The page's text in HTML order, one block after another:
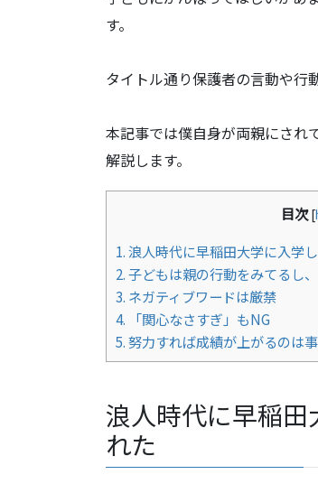
す。
タイトル通り保護者の言動や行
本記事では僕自身が両親にされ
解説します。
目次 [
1.浪人時代に早稲田大学に入学
2.子どもは親の行動をみてるし
3. ネガティブワードは厳禁
4. 「関心なさすぎ」もNG
5.努力すれば成績が上がるのは
浪人時代に早稲
れた